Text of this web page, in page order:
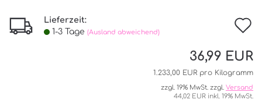
Lieferzeit:
1-3 Tage (Ausland abweichend)
36,99 EUR
1.233,00 EUR pro Kilogramm
zzgl. 19% MwSt. zzgl. Versand
44,02 EUR inkl. 19% MwSt.